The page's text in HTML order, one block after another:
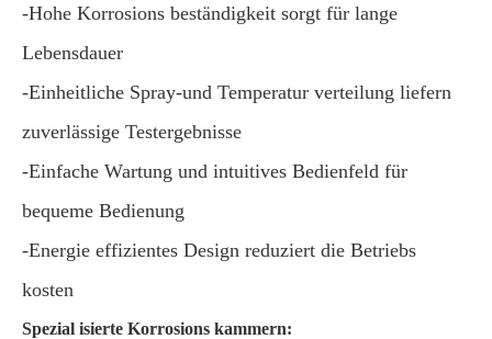
-Hohe Korrosions beständigkeit sorgt für lange
Lebensdauer
-Einheitliche Spray-und Temperatur verteilung liefern
zuverlässige Testergebnisse
-Einfache Wartung und intuitives Bedienfeld für
bequeme Bedienung
-Energie effizientes Design reduziert die Betriebs
kosten
Spezial isierte Korrosions kammern: